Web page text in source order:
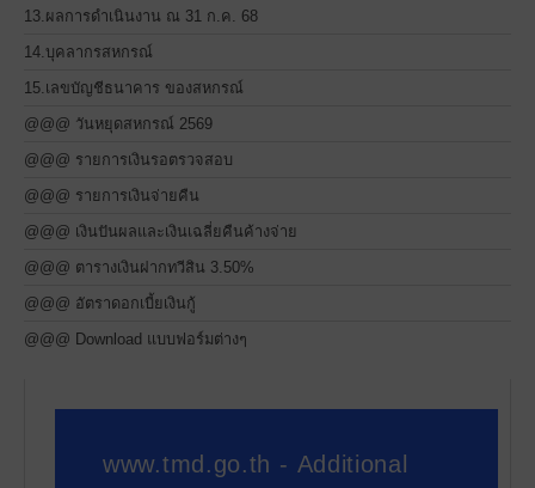
13.ผลการดำเนินงาน ณ 31 ก.ค. 68
14.บุคลากรสหกรณ์
15.เลขบัญชีธนาคาร ของสหกรณ์
@@@ วันหยุดสหกรณ์ 2569
@@@ รายการเงินรอตรวจสอบ
@@@ รายการเงินจ่ายคืน
@@@ เงินปันผลและเงินเฉลี่ยคืนค้างจ่าย
@@@ ตารางเงินฝากทวีสิน 3.50%
@@@ อัตราดอกเบี้ยเงินกู้
@@@ Download แบบฟอร์มต่างๆ